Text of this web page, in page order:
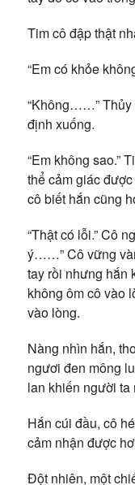
Tim cô đập thật
“Em có khỏe
“Không……” Thủy
định xuống.
“Em không sao.”
thể cảm giác
cô biết hắn cũng
“Thật có lỗi.” Cô
ý……” Cô vững
tay rồi nhưng hắn
không ôm cô vào
vào lòng.
Nàng nhìn hắn,
ngươi đen mông
lan khiến người ta
Hắn cúi đầu, cô
cảm nhận được
Đột nhiên, một